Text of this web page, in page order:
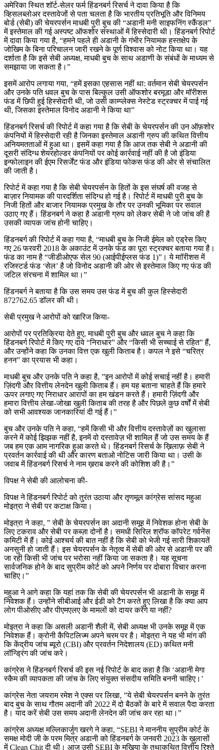
अमेरिका स्थित शॉर्ट-सेलर फर्म हिंडनबर्ग रिसर्च ने दावा किया है कि
व्हिसलब्लोअर दस्तावेजों से पता चलता है कि भारतीय प्रतिभूति और विनिमय
बोर्ड (सेबी) की चेयरपर्सन माधबी पुरी बुच की “अडानी मनी साइफनिंग स्कैंडल”
में इस्तेमाल की गई अस्पष्ट ऑफशोर संस्थाओं में हिस्सेदारी थी। हिंडनबर्ग रिपोर्ट
में दावा किया गया है, “हमने पहले ही अडानी के गंभीर नियामक हस्तक्षेप के
जोखिम के बिना परिचालन जारी रखने के पूर्ण विश्वास को नोट किया था। यह
दर्शाता है कि इसे सेबी अध्यक्ष, माधबी बुच के साथ अडाणी के संबंधों के माध्यम से
समझाया जा सकता है।”
इसमें आरोप लगाया गया, “हमें इसका एहसास नहीं था: वर्तमान सेबी चेयरपर्सन
और उनके पति धवल बुच के पास बिल्कुल उसी ऑफशोर बरमूडा और मॉरीशस
फंड में छिपी हुई हिस्सेदारी थी, जो उसी काम्प्लेक्स नेस्टेड स्ट्रक्चर में पाई गई
थी, जिसका इस्तेमाल विनोद अडानी ने किया था”
हिंडनबर्ग रिसर्च की रिपोर्ट में कहा गया है कि सेबी के चेयरपर्सन की उन ऑफ़शोर
कंपनियों में हिस्सेदारी रही है जिनका इस्तेमाल अडानी ग्रुप की कथित वित्तीय
अनियमतताओं में हुआ था। इसमें कहा गया है कि आज तक सेबी ने अडानी की
दूसरी संदिग्ध शेयरहोल्डर कंपनियों पर कोई कार्रवाई नहीं की है जो इंडिया
इन्फोलाइन की ईएम रिसर्जेंट फंड और इंडिया फोकस फंड की ओर से संचालित
की जाती है।
रिपोर्ट में कहा गया है कि सेबी चेयरपर्सन के हितों के इस संघर्ष की वजह से
बाज़ार नियामक की पारदर्शिता संदिग्ध हो गई है। रिपोर्ट में माधबी पुरी बुच के
निजी हितों और बाजार नियामक प्रमुख के तौर पर उनकी भूमिका पर सवाल
उठाए गए हैं। हिंडनबर्ग ने कहा है अडानी ग्रुप को लेकर सेबी ने जो जांच की है
उसकी व्यापक जांच होनी चाहिए।
हिंडनबर्ग की रिपोर्ट में कहा गया है, “माधबी बुच के निजी ईमेल को एड्रेस किए
गए 26 फरवरी 2018 के अकाउंट में उनके फंड का पूरा स्ट्रक्चर बताया गया है।
फंड का नाम है “जीडीओएफ सेल 90 (आईपीईप्लस फंड 1)”। ये माॉरीशस में
रजिस्टर्ड फंड ‘सेल’ है जो विनोद अडानी की ओर से इस्तेमाल किए गए फंड की
जटिल संरचना में शामिल था।”
हिंडनबर्ग ने बताया है कि उस समय उस फंड में बुच की कुल हिस्सेदारी
872762.65 डॉलर की थी।
सेबी प्रमुख ने आरोपों को खारिज किया-
आरोपों पर प्रतिक्रिया देते हुए, माधबी पुरी बुच और धवल बुच ने कहा कि
हिंडनबर्ग रिपोर्ट में किए गए दावे “निराधार” और “किसी भी सच्चाई से रहित” हैं,
और उन्होंने कहा कि उनका वित्त एक खुली किताब है। कपल ने इसे “चरित्र
हनन” का प्रयास भी कहा।
माधबी बुच और उनके पति ने कहा है, ”इन आरोपों में कोई सचाई नहीं है। हमारी
ज़िंदगी और वित्तीय लेनदेन खुली किताब हैं। हम यह बताना चाहते हैं कि हमारे
ऊपर लगाए गए निराधार आरापों का हम खंडन करते हैं। हमारी ज़िंदगी और
हमारा वित्तीय लेखा-जोखा खुली किताब की तरह है और पिछले कुछ वर्षों में सेबी
को सभी आवश्यक जानकारियां दी गई हैं।”
बुच और उनके पति ने कहा, “हमें किसी भी और वित्तीय दस्तावेज़ों का खुलासा
करने में कोई झिझक नहीं है, इनमें वो दस्तावेज़ भी शामिल हैं जो उस समय के हैं
जब हम एक आम नागरिक हुआ करते थे। हिंडनबर्ग रिसर्च के ख़िलाफ़ सेबी ने
प्रवर्तन कार्रवाई की थी और कारण बताओ नोटिस जारी किया था। उसी के
जवाब में हिंडनबर्ग रिसर्च ने नाम ख़राब करने की कोशिश की है।”
विपक्ष ने सेबी की आलोचना की-
विपक्ष ने हिंडनबर्ग रिपोर्ट को तुरंत उठाया और तृणमूल कांग्रेस सांसद महुआ
मोइत्रा ने सेबी पर कटाक्ष किया।
मोइत्रा ने कहा, ” सेबी के चेयरपर्सन का अदानी समूह में निवेशक होना सेबी के
लिए टकराव और सेबी पर कब्ज़ा दोनों है। समधी सिरिल श्रॉफ कॉपरेट गर्वनेंस
कमिटी में हैं। कोई आश्चर्य की बात नहीं है कि सेबी को भेजी गई सारी शिकायतें
अनसुनी हो जाती हैं। इस चेयरपर्सन के नेतृत्व में सेबी की ओर से अडानी पर की
जा रही किसी भी जांच पर भरोसा नहीं किया जा सकता है। यह सूचना
सार्वजनिक होने के बाद सुप्रीम कोर्ट को अपने निर्णय पर दोबारा विचार करना
चाहिए।”
महुआ ने आगे कहा कि यहां तक कि सेबी की चेयरपर्सन भी अडानी के समूह में
निवेशक हैं। उन्होंने सीबीआई और ईडी को टैग करते हुए लिखा है कि क्या आप
लोग पीओसीए और पीएमएलए के मामलों को दायर करेंगे या नहीं?
मोइत्रा ने कहा कि असली अडानी शैली में, सेबी अध्यक्ष भी उनके समूह में एक
निवेशक हैं। क्रोनी कैपिटलिज्म अपने चरम पर है। मोइत्रा ने यह भी मांग की
कि केंद्रीय जांच ब्यूरो (CBI) और प्रवर्तन निदेशालय (ED) कथित मनी
लॉन्ड्रिंग की जांच करे।
कांग्रेस ने हिंडनबर्ग रिसर्च की इस नई रिपोर्ट के बाद कहा है कि ‘अडानी मेगा
स्कैम की व्यापकता की जांच के लिए संयुक्त संसदीय समिति बननी चाहिए।’
कांग्रेस नेता जयराम रमेश ने एक्स पर लिखा, ”ये सेबी चेयरपर्सन बनने के तुरंत
बाद बुच के साथ गौतम अदानी की 2022 में दो बैठकों के बारे में सवाल पैदा करता
है। याद करें सेबी उस समय अदानी लेनदेन की जांच कर रहा था।”
कांग्रेस अध्यक्ष मल्लिकार्जुग खरगे ने कहा, “SEBI ने माननीय सुप्रीम कोर्ट के
समक्ष मोदी जी के परम मित्र अडानी को हिंडनबर्ग के जनवरी 2023 के ख़ुलासों
में Clean Chit दी थी। आज उसी SEBI के मुखिया के तथाकथित वित्तीय रिश्ते